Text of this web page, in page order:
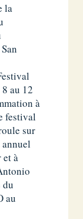
la
au 12
à
festival
sur
et à
du
au